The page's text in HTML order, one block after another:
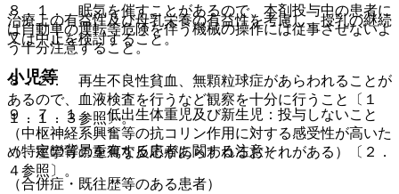
治療上の有益性及び母乳栄養の有益性を考慮し、授乳の継続
又は中止を検討すること。
小児等
９．７．１． 低出生体重児及び新生児：投与しないこと
（中枢神経系興奮等の抗コリン作用に対する感受性が高いた
め、痙攣等の重篤な反応があらわれるおそれがある）〔２．
４参照〕。
８．１． 眠気を催すことがあるので、本剤投与中の患者に
は自動車の運転等危険を伴う機械の操作には従事させないよ
う十分注意すること。
８．２． 再生不良性貧血、無顆粒球症があらわれることが
あるので、血液検査を行うなど観察を十分に行うこと〔１
１．１．３参照〕。
（特定の背景を有する患者に関する注意）
（合併症・既往歴等のある患者）